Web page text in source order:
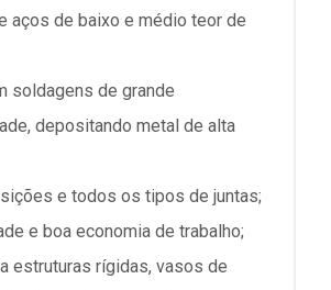
aços de baixo e médio teor de
soldagens de grande
depositando metal de alta
e todos os tipos de juntas;
e boa economia de trabalho;
estruturas rígidas, vasos de